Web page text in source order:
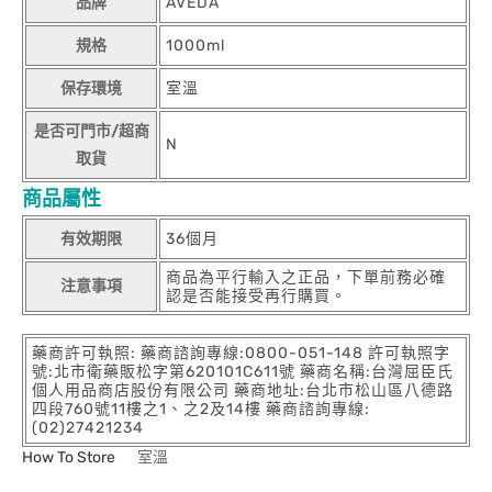
規格 1000ml
保存環境 室溫
是否可門市/超商
取貨
N
商品屬性
有效期限 36個月
注意事項
商品為平行輸入之正品，下單前務必確
認是否能接受再行購買。
藥商許可執照: 藥商諮詢專線:0800-051-148 許可執照字
號:北市衛藥販松字第620101C611號 藥商名稱:台灣屈臣氏
個人用品商店股份有限公司 藥商地址:台北市松山區八德路
四段760號11樓之1、之2及14樓 藥商諮詢專線:
(02)27421234
How To Store
室溫